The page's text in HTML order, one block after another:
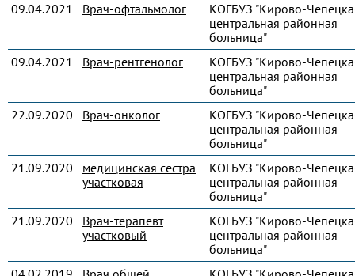
09.04.2021
Врач-офтальмолог
КОГБУЗ "Кирово-
центральная районная
больница"
09.04.2021
Врач-рентгенолог
КОГБУЗ "Кирово-
центральная районная
больница"
22.09.2020
Врач-онколог
КОГБУЗ "Кирово-
центральная районная
больница"
21.09.2020
медицинская сестра
участковая
КОГБУЗ "Кирово-
центральная районная
больница"
21.09.2020
Врач-терапевт
участковый
КОГБУЗ "Кирово-
центральная районная
больница"